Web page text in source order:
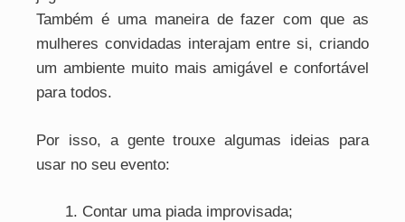
Também é uma maneira de fazer com que as
mulheres convidadas interajam entre si, criando
um ambiente muito mais amigável e confortável
para todos.
Por isso, a gente trouxe algumas ideias para
usar no seu evento:
Contar uma piada improvisada;